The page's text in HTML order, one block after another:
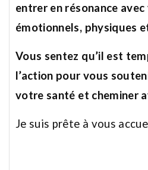
entrer en résonance
émotionnels, physiques
Vous sentez qu’il est
l’action pour vous
votre santé et cheminer
Je suis prête à vous